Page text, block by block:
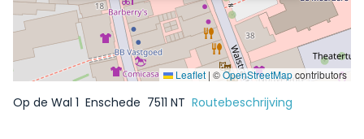
Leaflet | ©OpenStreetMapcontributors
Op de Wal 1 Enschede 7511 NT Routebeschrijving